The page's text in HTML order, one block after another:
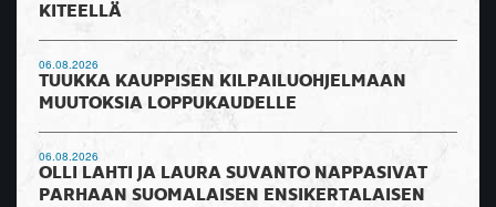
KITEELLÄ
06.08.2026
TUUKKA KAUPPISEN KILPAILUOHJELMAAN
MUUTOKSIA LOPPUKAUDELLE
06.08.2026
OLLI LAHTI JA LAURA SUVANTO NAPPASIVAT
PARHAAN SUOMALAISEN ENSIKERTALAISEN